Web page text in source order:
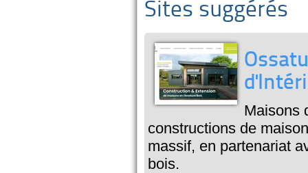
Sites suggérés
Maisons
constructions de
massif, en partenariat
bois.